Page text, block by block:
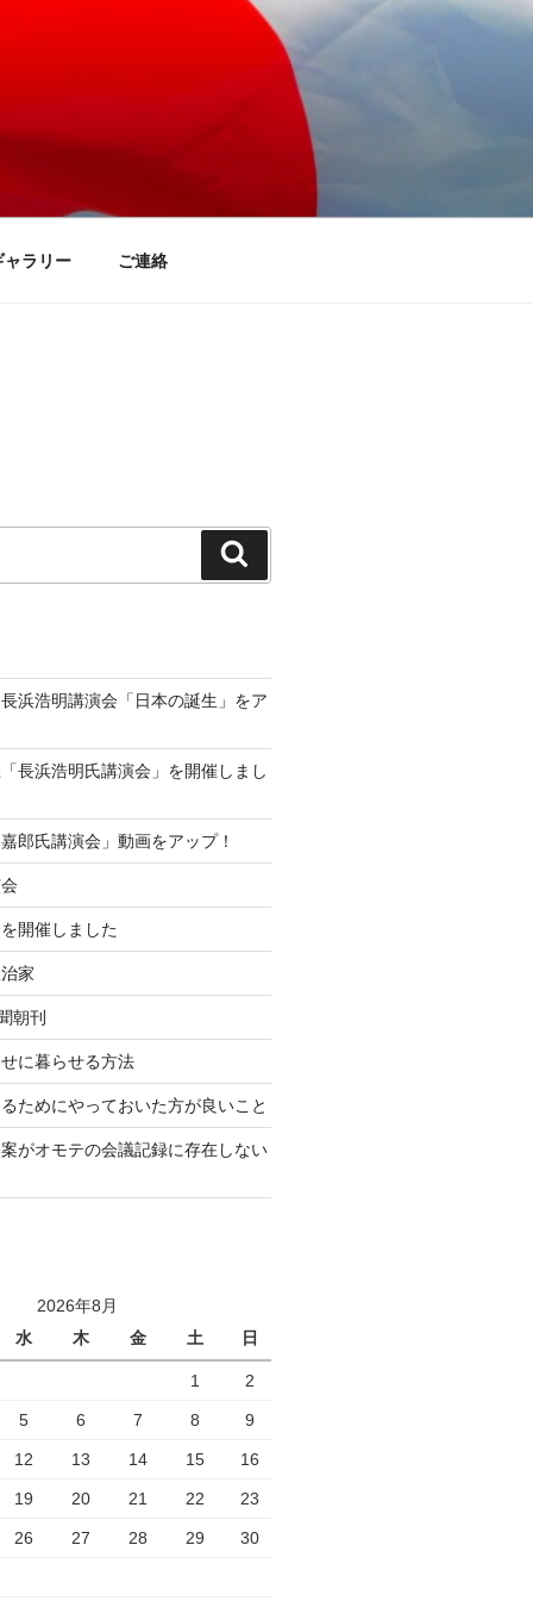
ャラリー ご連絡
索
浜浩明講演会「日本の誕生」をア
長浜浩明氏講演会」を開催しまし
郎氏講演会」動画をアップ！
開催しました
家
朝刊
に暮らせる方法
ためにやっておいた方が良いこと
がオモテの会議記録に存在しない
2026年8月
水
木 金 土 日
1 2
5 6 7 8 9
12 13 14 15 16
19 20 21 22 23
26 27 28 29 30